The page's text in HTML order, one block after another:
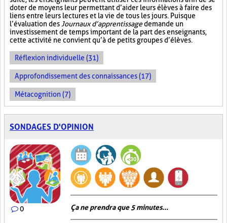
doter de moyens leur permettant d’aider leurs élèves à faire des
liens entre leurs lectures et la vie de tous les jours. Puisque
l’évaluation des Journaux d’apprentissagedemande un
investissement de temps important de la part des enseignants,
cette activité ne convient qu’à de petits groupes d’élèves.
Réflexion individuelle (31)
Approfondissement des connaissances (17)
Métacognition (7)
SONDAGES D'OPINION
0 Ça ne prendra que 5 minutes...